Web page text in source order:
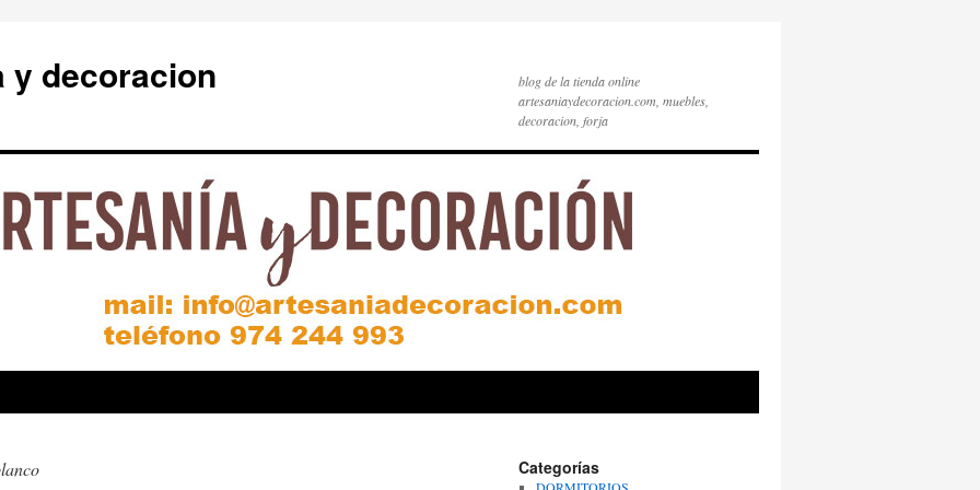
y decoracion
blog de la tienda online
artesaniaydecoracion.com, muebles,
decoracion, forja
Categorías